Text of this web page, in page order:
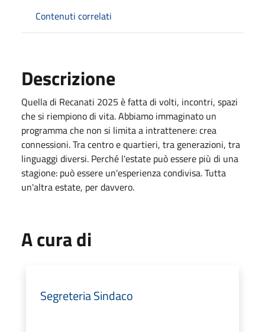
Contenuti correlati
Descrizione
Quella di Recanati 2025 è fatta di volti, incontri, spazi
che si riempiono di vita. Abbiamo immaginato un
programma che non si limita a intrattenere: crea
connessioni. Tra centro e quartieri, tra generazioni, tra
linguaggi diversi. Perché l'estate può essere più di una
stagione: può essere un'esperienza condivisa. Tutta
un'altra estate, per davvero.
A cura di
Segreteria Sindaco